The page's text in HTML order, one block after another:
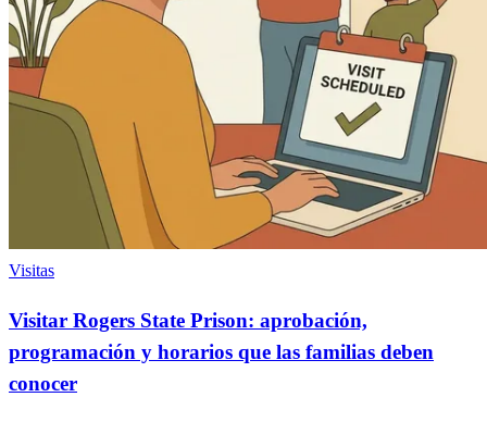
Visitas
Visitar Rogers State Prison: aprobación,
programación y horarios que las familias deben
conocer